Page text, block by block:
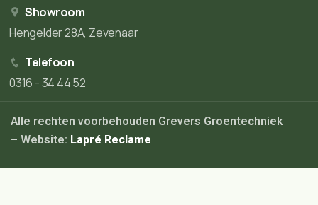
Showroom
Hengelder 28A, Zevenaar
Telefoon
0316 - 34 44 52
Alle rechten voorbehouden Grevers Groentechniek
– Website: Lapré Reclame